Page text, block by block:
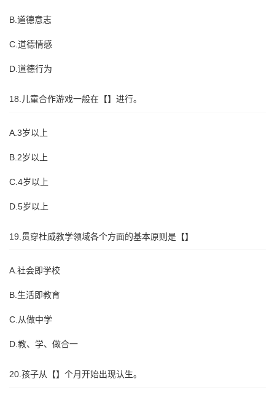
B.道德意志
C.道德情感
D.道德行为
18.儿童合作游戏一般在【】进行。
A.3岁以上
B.2岁以上
C.4岁以上
D.5岁以上
19.贯穿杜威教学领域各个方面的基本原则是【】
A.社会即学校
B.生活即教育
C.从做中学
D.教、学、做合一
20.孩子从【】个月开始出现认生。